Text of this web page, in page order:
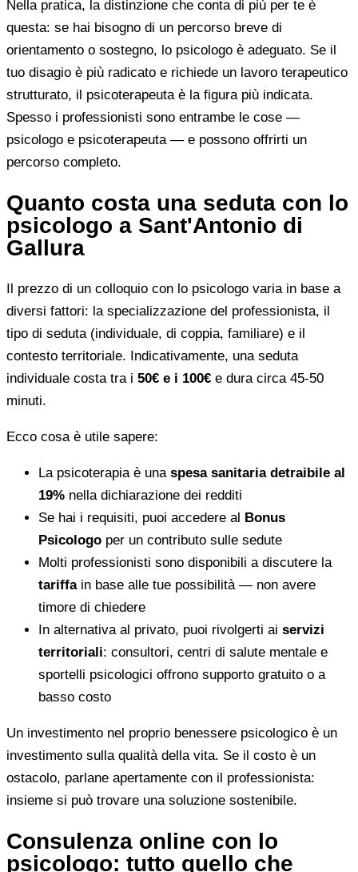
Nella pratica, la distinzione che conta di più per te è
questa: se hai bisogno di un percorso breve di
orientamento o sostegno, lo psicologo è adeguato. Se il
tuo disagio è più radicato e richiede un lavoro terapeutico
strutturato, il psicoterapeuta è la figura più indicata.
Spesso i professionisti sono entrambe le cose —
psicologo e psicoterapeuta — e possono offrirti un
percorso completo.
Quanto costa una seduta con lo
psicologo a Sant'Antonio di
Gallura
Il prezzo di un colloquio con lo psicologo varia in base a
diversi fattori: la specializzazione del professionista, il
tipo di seduta (individuale, di coppia, familiare) e il
contesto territoriale. Indicativamente, una seduta
individuale costa tra i 50€ e i 100€ e dura circa 45-50
minuti.
Ecco cosa è utile sapere:
La psicoterapia è una spesa sanitaria detraibile al
19% nella dichiarazione dei redditi
Se hai i requisiti, puoi accedere al Bonus
Psicologo per un contributo sulle sedute
Molti professionisti sono disponibili a discutere la
tariffain base alle tue possibilità — non avere
timore di chiedere
In alternativa al privato, puoi rivolgerti ai servizi
territoriali: consultori, centri di salute mentale e
sportelli psicologici offrono supporto gratuito o a
basso costo
Un investimento nel proprio benessere psicologico è un
investimento sulla qualità della vita. Se il costo è un
ostacolo, parlane apertamente con il professionista:
insieme si può trovare una soluzione sostenibile.
Consulenza online con lo
psicologo: tutto quello che